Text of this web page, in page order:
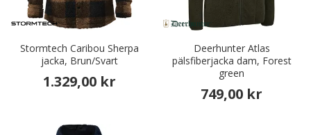
Stormtech Caribou Sherpa
jacka, Brun/Svart
1.329,00 kr
Deerhunter Atlas
pälsfiberjacka dam, Forest
green
749,00 kr